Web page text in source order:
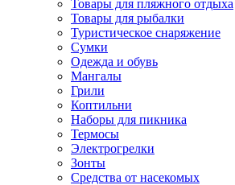
Товары для пляжного отдыха
Товары для рыбалки
Туристическое снаряжение
Сумки
Одежда и обувь
Мангалы
Грили
Коптильни
Наборы для пикника
Термосы
Электрогрелки
Зонты
Средства от насекомых